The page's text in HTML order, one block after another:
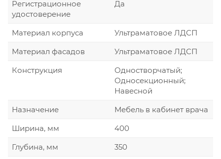
Регистрационное
удостоверение
Да
Материал корпуса
Ультраматовое ЛДСП
Материал фасадов
Ультраматовое ЛДСП
Конструкция
Одностворчатый;
Односекционный;
Навесной
Назначение
Мебель в кабинет врача
Ширина, мм
400
Глубина, мм
350